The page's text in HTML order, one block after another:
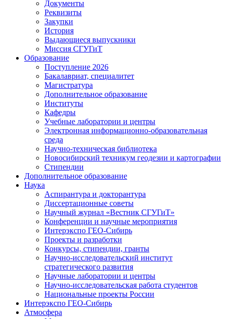
Документы
Реквизиты
Закупки
История
Выдающиеся выпускники
Миссия СГУГиТ
Образование
Поступление 2026
Бакалавриат, специалитет
Магистратура
Дополнительное образование
Институты
Кафедры
Учебные лаборатории и центры
Электронная информационно-образовательная
среда
Научно-техническая библиотека
Новосибирский техникум геодезии и картографии
Стипендии
Дополнительное образование
Наука
Аспирантура и докторантура
Диссертационные советы
Научный журнал «Вестник СГУГиТ»
Конференции и научные мероприятия
Интерэкспо ГЕО-Сибирь
Проекты и разработки
Конкурсы, стипендии, гранты
Научно-исследовательский институт
стратегического развития
Научные лаборатории и центры
Научно-исследовательская работа студентов
Национальные проекты России
Интерэкспо ГЕО-Сибирь
Атмосфера